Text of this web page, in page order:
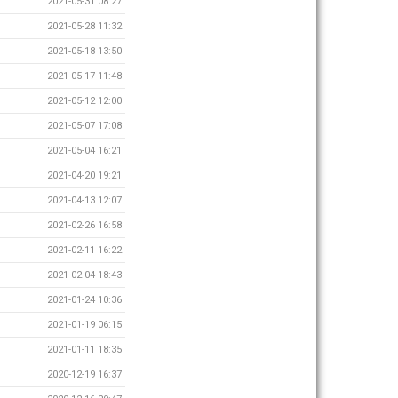
2021-05-28 11:32
2021-05-18 13:50
2021-05-17 11:48
2021-05-12 12:00
2021-05-07 17:08
2021-05-04 16:21
2021-04-20 19:21
2021-04-13 12:07
2021-02-26 16:58
2021-02-11 16:22
2021-02-04 18:43
2021-01-24 10:36
2021-01-19 06:15
2021-01-11 18:35
2020-12-19 16:37